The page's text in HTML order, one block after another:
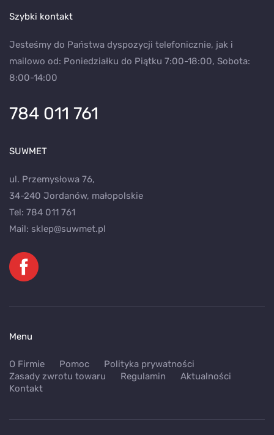
Szybki kontakt
Jesteśmy do Państwa dyspozycji telefonicznie, jak i
mailowo od: Poniedziałku do Piątku 7:00-18:00, Sobota:
8:00-14:00
784 011 761
SUWMET
ul. Przemysłowa 76,
34-240 Jordanów, małopolskie
Tel: 784 011 761
Mail: sklep@suwmet.pl
Menu
O Firmie Pomoc
Polityka prywatności
Zasady zwrotu towaru
Regulamin
Aktualności
Kontakt